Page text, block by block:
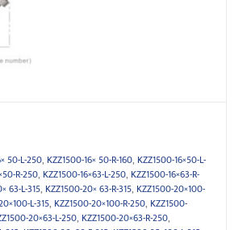
50-L-250, KZZ1500-16× 50-R-160, KZZ1500-16×50-L-
R-250, KZZ1500-16×63-L-250, KZZ1500-16×63-R-
63-L-315, KZZ1500-20× 63-R-315, KZZ1500-20×100-
L-315, KZZ1500-20×100-R-250, KZZ1500-
20×63-L-250, KZZ1500-20×63-R-250,